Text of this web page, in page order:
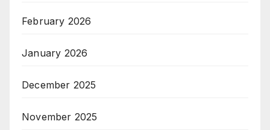
February 2026
January 2026
December 2025
November 2025